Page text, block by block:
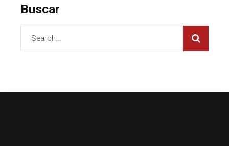
Buscar